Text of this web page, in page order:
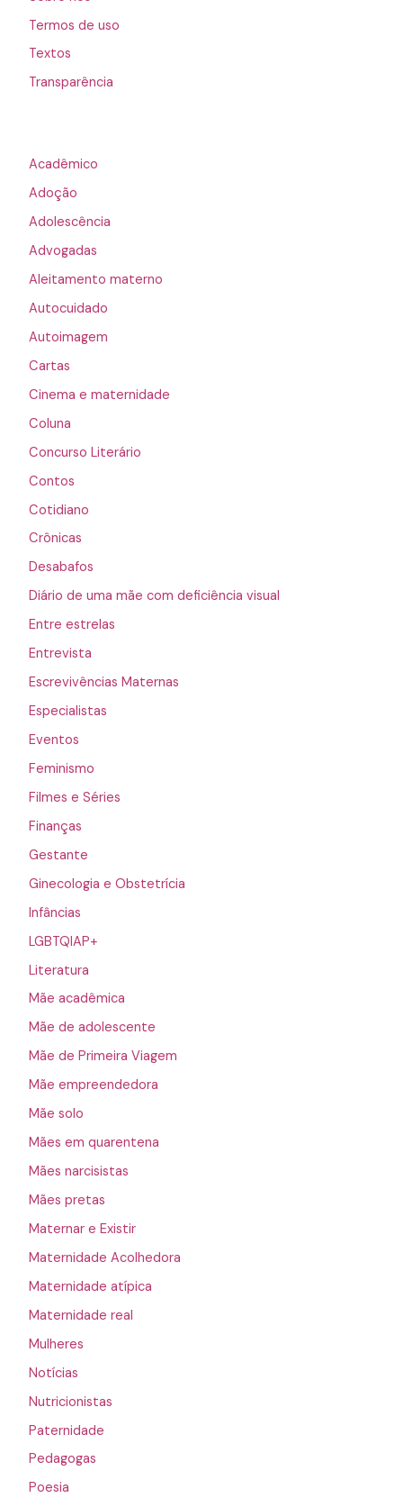
Termos de uso
Textos
Transparência
Acadêmico
Adoção
Adolescência
Advogadas
Aleitamento materno
Autocuidado
Autoimagem
Cartas
Cinema e maternidade
Coluna
Concurso Literário
Contos
Cotidiano
Crônicas
Desabafos
Diário de uma mãe com deficiência visual
Entre estrelas
Entrevista
Escrevivências Maternas
Especialistas
Eventos
Feminismo
Filmes e Séries
Finanças
Gestante
Ginecologia e Obstetrícia
Infâncias
LGBTQIAP+
Literatura
Mãe acadêmica
Mãe de adolescente
Mãe de Primeira Viagem
Mãe empreendedora
Mãe solo
Mães em quarentena
Mães narcisistas
Mães pretas
Maternar e Existir
Maternidade Acolhedora
Maternidade atípica
Maternidade real
Mulheres
Notícias
Nutricionistas
Paternidade
Pedagogas
Poesia